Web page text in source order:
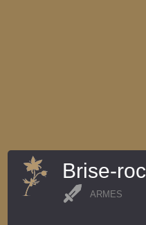
Brise-roc
ARMES